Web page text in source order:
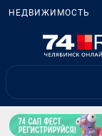
НЕДВИЖИМОСТЬ